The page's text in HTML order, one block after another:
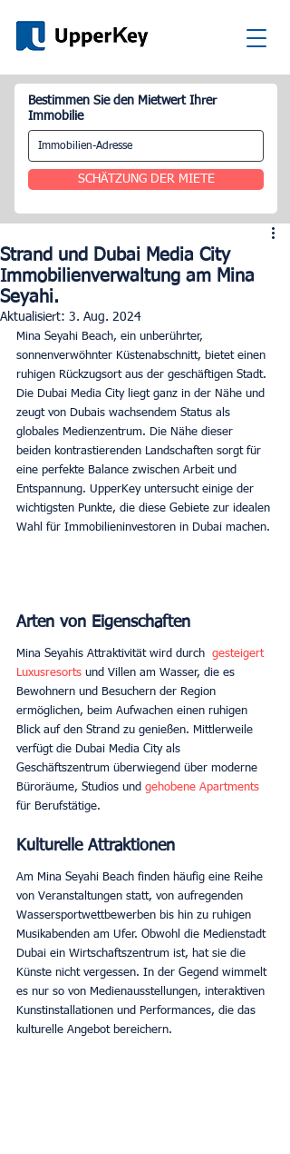
Bestimmen Sie den Mietwert Ihrer
Immobilie
SCHÄTZUNG DER MIETE
Strand und Dubai Media City
Immobilienverwaltung am Mina
Seyahi.
Aktualisiert: 3. Aug. 2024
Mina Seyahi Beach, ein unberührter,
sonnenverwöhnter Küstenabschnitt, bietet einen
ruhigen Rückzugsort aus der geschäftigen Stadt.
Die Dubai Media City liegt ganz in der Nähe und
zeugt von Dubais wachsendem Status als
globales Medienzentrum. Die Nähe dieser
beiden kontrastierenden Landschaften sorgt für
eine perfekte Balance zwischen Arbeit und
Entspannung. UpperKey untersucht einige der
wichtigsten Punkte, die diese Gebiete zur idealen
Wahl für Immobilieninvestoren in Dubai machen.
Arten von Eigenschaften
Mina Seyahis Attraktivität wird durch
gesteigert
Luxusresorts und Villen am Wasser, die es
Bewohnern und Besuchern der Region
ermöglichen, beim Aufwachen einen ruhigen
Blick auf den Strand zu genießen. Mittlerweile
verfügt die Dubai Media City als
Geschäftszentrum überwiegend über moderne
Büroräume, Studios und gehobene Apartments
für Berufstätige.
Kulturelle Attraktionen
Am Mina Seyahi Beach finden häufig eine Reihe
von Veranstaltungen statt, von aufregenden
Wassersportwettbewerben bis hin zu ruhigen
Musikabenden am Ufer. Obwohl die Medienstadt
Dubai ein Wirtschaftszentrum ist, hat sie die
Künste nicht vergessen. In der Gegend wimmelt
es nur so von Medienausstellungen, interaktiven
Kunstinstallationen und Performances, die das
kulturelle Angebot bereichern.